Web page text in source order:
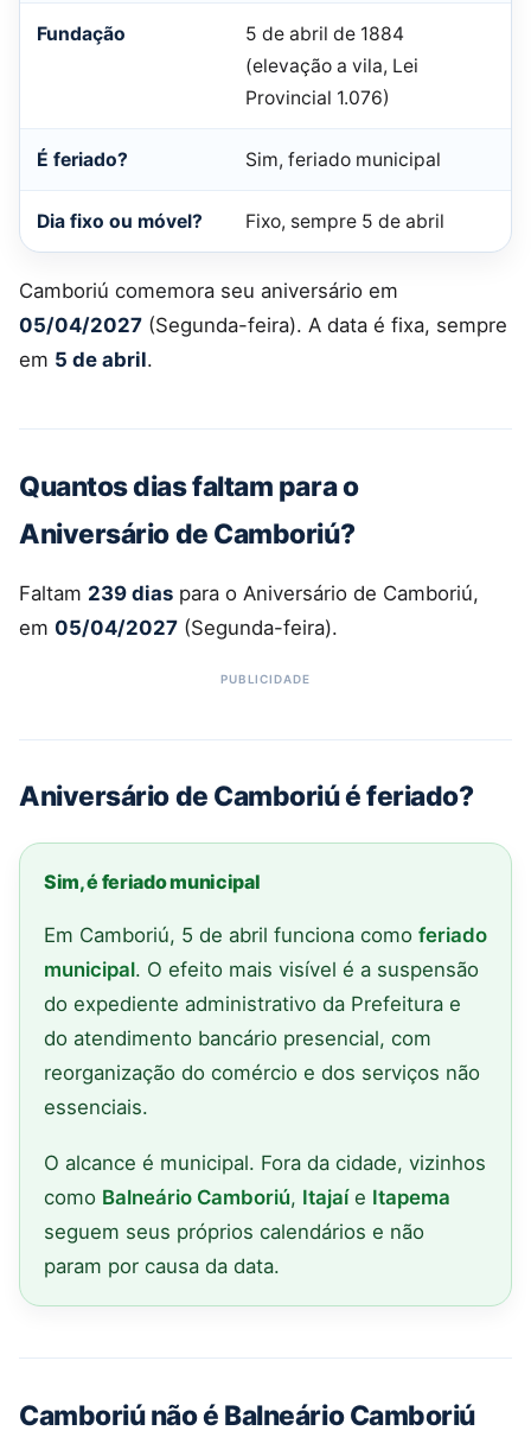
Fundação
5 de abril de 1884
(elevação a vila, Lei
Provincial 1.076)
É feriado? Sim, feriado municipal
Dia fixo ou móvel? Fixo, sempre 5 de abril
Camboriú comemora seu aniversário em
05/04/2027 (Segunda-feira). A data é fixa, sempre
em 5 de abril.
Quantos dias faltam para o
Aniversário de Camboriú?
Faltam 239 dias para o Aniversário de Camboriú,
em 05/04/2027 (Segunda-feira).
Aniversário de Camboriú é feriado?
Sim, é feriado municipal
Em Camboriú, 5 de abril funciona como feriado
municipal. O efeito mais visível é a suspensão
do expediente administrativo da Prefeitura e
do atendimento bancário presencial, com
reorganização do comércio e dos serviços não
essenciais.
O alcance é municipal. Fora da cidade, vizinhos
como Balneário Camboriú, Itajaíe Itapema
seguem seus próprios calendários e não
param por causa da data.
Camboriú não é Balneário Camboriú